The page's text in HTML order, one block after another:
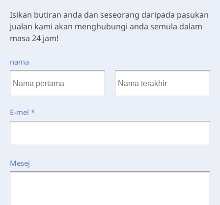
Isikan butiran anda dan seseorang daripada pasukan
jualan kami akan menghubungi anda semula dalam
masa 24 jam!
nama
E-mel *
Mesej